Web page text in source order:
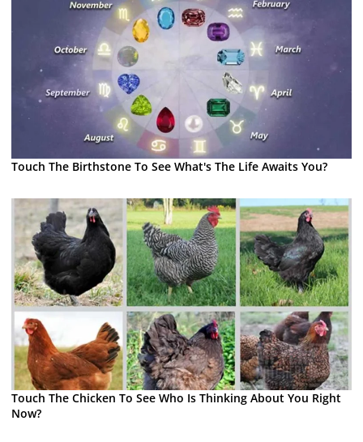
Touch The Birthstone To See What's The Life Awaits You?
Touch The Chicken To See Who Is Thinking About You Right
Now?